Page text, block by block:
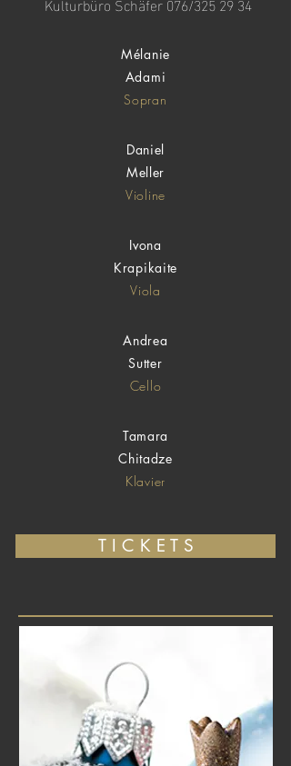
Mélanie
Adami
Sopran
Daniel
Meller
Violine
Ivona
Krapikaite
Viola
Andrea
Sutter
Cello
Tamara
Chitadze
Klavier
T I C K E T S